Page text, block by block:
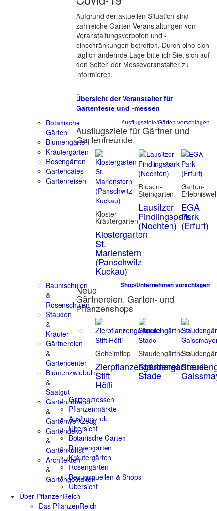
Aufgrund der aktuellen Situation sind
zahlreiche Garten-Veranstaltungen von
Veranstaltungsverboten und -
einschränkungen betroffen. Durch eine sich
täglich ändernde Lage bitte ich Sie, sich auf
den Seiten der Messeveranstalter zu
informieren.
Übersicht der Veranstalter für
Gartenfeste und -messen
Botanische
Gärten
Blumengärten
Kräutergärten
Rosengärten
Gartencafes
Gartenreisen
Ausflugsziele/Gärten vorschlagen
Ausflugsziele für Gärtner und
Gartenfreunde
Kloster-
Kräutergarten
Klostergarten
St.
Marienstern
(Panschwitz-
Kuckau)
Riesen-
Steingarten
Lausitzer
Findlingspark
(Nochten)
Garten-
EGA
Park
(Erfurt)
Baumschulen
&
Rosenschulen
Stauden
&
Kräuter
Gärtnereien
&
Gartencenter
Blumenzwiebeln
&
Saatgut
Gartenzubehör
&
Gartenwerkzeug
Gartendeko
&
Gartenkunst
Architekten
&
Gartengestalter
Shop/Unternehmen vorschlagen
Neue
Gärtnereien, Garten- und
Pflanzenshops
Geheimtipp
Zierpflanzengärtnerei
Stift
Höfli
Staudengärtnerei
Staudengärtnerei
Stade
Gartenmessen
Pflanzenmärkte
Ausflugsziele
Übersicht
Botanische Gärten
Blumengärten
Kräutergärten
Rosengärten
Bezugsquellen & Shops
Übersicht
Über PflanzenReich
Das PflanzenReich